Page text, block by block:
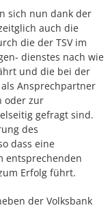
sich nun dank der
auch die
die der TSV im
dienstes nach wie
und die bei der
Ansprechpartner
oder zur
gefragt sind.
des
dass eine
entsprechenden
Erfolg führt.
der Volksbank